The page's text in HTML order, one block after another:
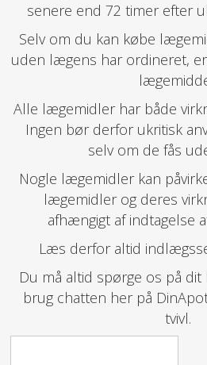
senere end 72 timer efter
Selv om du kan købe
uden lægens har ordineret,
Alle lægemidler har både
Ingen bør derfor ukritisk
selv om de fås
Nogle lægemidler kan
lægemidler og deres
afhængigt af indtagelse
Læs derfor altid
Du må altid spørge os på
brug chatten her på
tvivl.